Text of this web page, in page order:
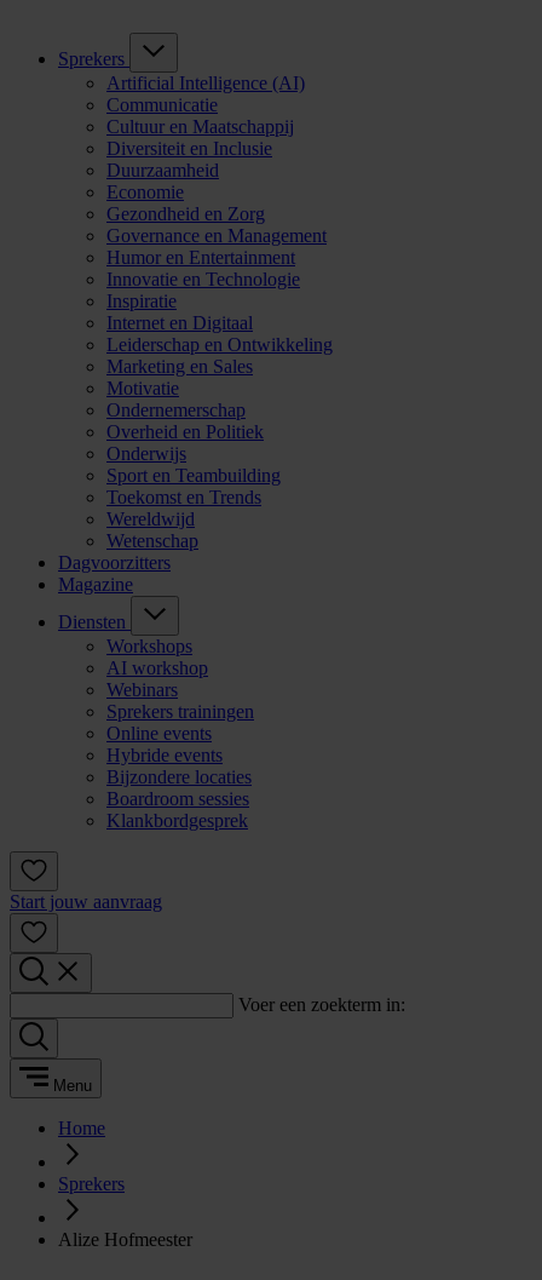
Sprekers
Artificial Intelligence (AI)
Communicatie
Cultuur en Maatschappij
Diversiteit en Inclusie
Duurzaamheid
Economie
Gezondheid en Zorg
Governance en Management
Humor en Entertainment
Innovatie en Technologie
Inspiratie
Internet en Digitaal
Leiderschap en Ontwikkeling
Marketing en Sales
Motivatie
Ondernemerschap
Overheid en Politiek
Onderwijs
Sport en Teambuilding
Toekomst en Trends
Wereldwijd
Wetenschap
Dagvoorzitters
Magazine
Diensten
Workshops
AI workshop
Webinars
Sprekers trainingen
Online events
Hybride events
Bijzondere locaties
Boardroom sessies
Klankbordgesprek
Start jouw aanvraag
Voer een zoekterm in:
Menu
Home
Sprekers
Alize Hofmeester